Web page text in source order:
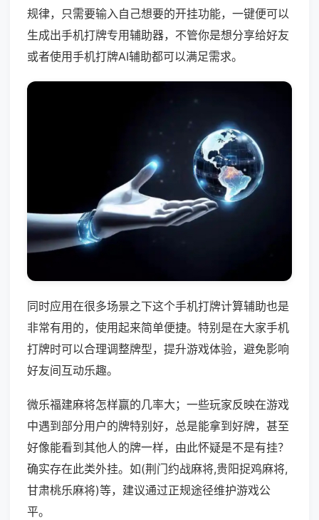
规律，只需要输入自己想要的开挂功能，一键便可以
生成出手机打牌专用辅助器，不管你是想分享给好友
或者使用手机打牌AI辅助都可以满足需求。
同时应用在很多场景之下这个手机打牌计算辅助也是
非常有用的，使用起来简单便捷。特别是在大家手机
打牌时可以合理调整牌型，提升游戏体验，避免影响
好友间互动乐趣。
微乐福建麻将怎样赢的几率大；一些玩家反映在游戏
中遇到部分用户的牌特别好，总是能拿到好牌，甚至
好像能看到其他人的牌一样，由此怀疑是不是有挂？
确实存在此类外挂。如(荆门约战麻将,贵阳捉鸡麻将,
甘肃桃乐麻将)等，建议通过正规途径维护游戏公
平。